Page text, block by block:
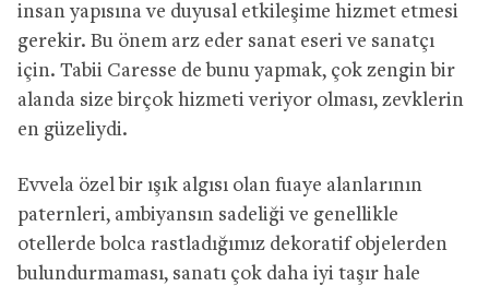
insan yapısına ve duyusal etkileşime hizmet etmesi
gerekir. Bu önem arz eder sanat eseri ve sanatçı
için. Tabii Caresse de bunu yapmak, çok zengin bir
alanda size birçok hizmeti veriyor olması, zevklerin
en güzeliydi.
Evvela özel bir ışık algısı olan fuaye alanlarının
paternleri, ambiyansın sadeliği ve genellikle
otellerde bolca rastladığımız dekoratif objelerden
bulundurmaması, sanatı çok daha iyi taşır hale